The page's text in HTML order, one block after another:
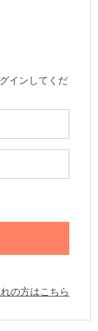
インしてくだ
の方はこちら